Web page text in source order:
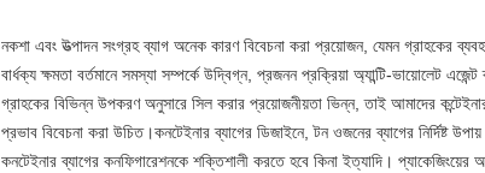
নকশা এবং উত্পাদন সংগ্রহ ব্যাগ অনেক কারণ বিবেচনা করা প্রয়োজন, যেমন গ্রাহকের
বার্ধক্য ক্ষমতা বর্তমানে সমস্যা সম্পর্কে উদ্বিগ্ন, প্রজনন প্রক্রিয়া অ্যান্টি-ভায়োলেট
গ্রাহকের বিভিন্ন উপকরণ অনুসারে সিল করার প্রয়োজনীয়তা ভিন্ন, তাই আমাদের
প্রভাব বিবেচনা করা উচিত।কনটেইনার ব্যাগের ডিজাইনে, টন ওজনের ব্যাগের নির্দিষ্ট
কনটেইনার ব্যাগের কনফিগারেশনকে শক্তিশালী করতে হবে কিনা ইত্যাদি।